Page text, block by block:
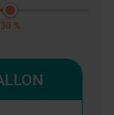
30 %